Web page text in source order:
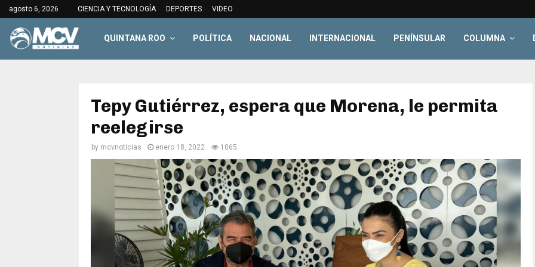
agosto 6, 2026 CIENCIA Y TECNOLOGÍA DEPORTES VIDEO
QUINTANA ROO POLÍTICA NACIONAL INTERNACIONAL PENÍNSULAR COLUMNA
Tepy Gutiérrez, espera que Morena, le permita
reelegirse
by mcvnoticias enero 18, 2022 1065